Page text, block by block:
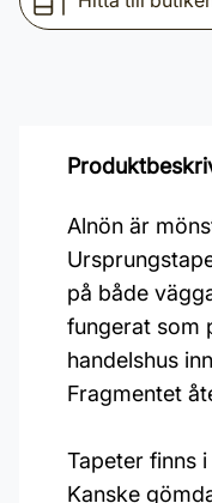
Alnön är
på både
fungerat som
handelshus
Fragmentet
Tapeter finns
Kanske